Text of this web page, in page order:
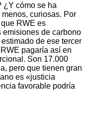
¿Y cómo se ha
curiosas. Por
RWE es
emisiones de carbono
de ese tercer
pagaría así en
Son 17.000
pero que tienen gran
es «justicia
favorable podría